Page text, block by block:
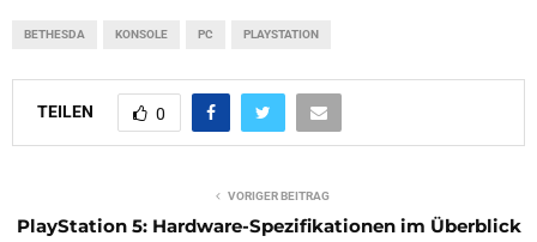
BETHESDA KONSOLE PC PLAYSTATION
TEILEN 0
VORIGER BEITRAG
PlayStation 5: Hardware-Spezifikationen im Überblick